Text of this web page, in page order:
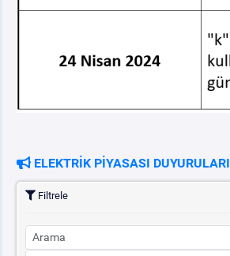
ELEKTRİK PİYASASI DUYURULARI
Filtrele